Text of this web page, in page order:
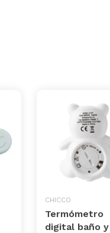
CHICCO
Termómetro
digital baño y